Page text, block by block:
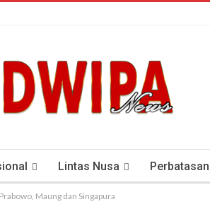
Lintas Nusa Perbatasan
News Peduli Kesehatan
Prabowo, Maung dan Singapura